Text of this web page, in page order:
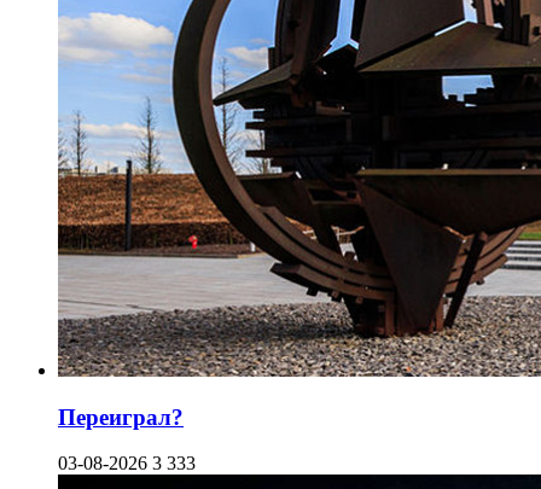
Переиграл?
03-08-2026 3 333